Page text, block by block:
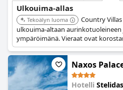
Ulkouima-allas
Tekoälyn luoma
Country
ulkouima-altaan
ympäröimänä. Vieraat ovat
allasaluetta.
Naxos
Hotelli